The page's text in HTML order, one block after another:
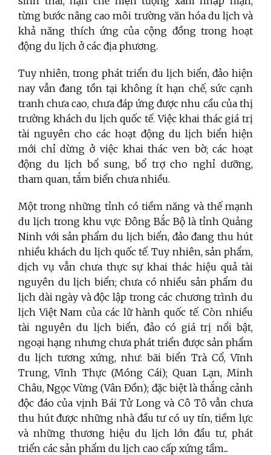
từng bước nâng cao môi trường văn hóa du lịch và
khả năng thích ứng của cộng đồng trong hoạt
động du lịch ở các địa phương.
Tuy nhiên, trong phát triển du lịch biển, đảo hiện
nay vẫn đang tồn tại không ít hạn chế, sức cạnh
tranh chưa cao, chưa đáp ứng được nhu cầu của thị
trường khách du lịch quốc tế. Việc khai thác giá trị
tài nguyên cho các hoạt động du lịch biển hiện
mới chỉ dừng ở việc khai thác ven bờ; các hoạt
động du lịch bổ sung, bổ trợ cho nghỉ dưỡng,
tham quan, tắm biển chưa nhiều.
Một trong những tỉnh có tiềm năng và thế mạnh
du lịch trong khu vực Đông Bắc Bộ là tỉnh Quảng
Ninh với sản phẩm du lịch biển, đảo đang thu hút
nhiều khách du lịch quốc tế. Tuy nhiên, sản phẩm,
dịch vụ vẫn chưa thực sự khai thác hiệu quả tài
nguyên du lịch biển; chưa có nhiều sản phẩm du
lịch dài ngày và độc lập trong các chương trình du
lịch Việt Nam của các lữ hành quốc tế. Còn nhiều
tài nguyên du lịch biển, đảo có giá trị nổi bật,
ngoại hạng nhưng chưa phát triển được sản phẩm
du lịch tương xứng, như: bãi biển Trà Cổ, Vĩnh
Trung, Vĩnh Thực (Móng Cái); Quan Lạn, Minh
Châu, Ngọc Vừng (Vân Đồn); đặc biệt là thắng cảnh
độc đáo của vịnh Bái Tử Long và Cô Tô vẫn chưa
thu hút được những nhà đầu tư có uy tín, tiềm lực
và những thương hiệu du lịch lớn đầu tư, phát
triển các sản phẩm du lịch cao cấp xứng tầm...